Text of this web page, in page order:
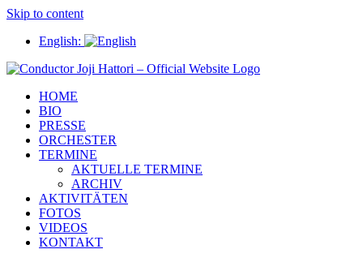
Skip to content
English:
HOME
BIO
PRESSE
ORCHESTER
TERMINE
AKTUELLE TERMINE
ARCHIV
AKTIVITÄTEN
FOTOS
VIDEOS
KONTAKT